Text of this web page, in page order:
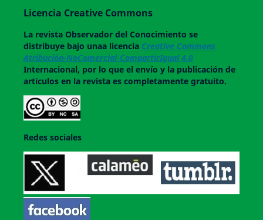
Licencia Creative Commons
La revistaObservador del Conocimiento se
distribuye bajo unaa licencia Creative Commons
Atribución-NoComercial-CompartirIgual 4.0
Internacional, por lo que el envío y la publicación de
artículos en la revista es completamente gratuito.
Redes sociales